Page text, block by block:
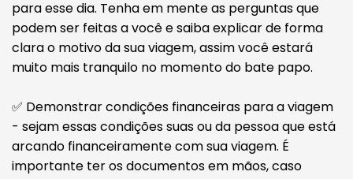
para esse dia. Tenha em mente as perguntas que
podem ser feitas a você e saiba explicar de forma
clara o motivo da sua viagem, assim você estará
muito mais tranquilo no momento do bate papo.
✅ Demonstrar condições financeiras para a viagem
- sejam essas condições suas ou da pessoa que está
arcando financeiramente com sua viagem. É
importante ter os documentos em mãos, caso